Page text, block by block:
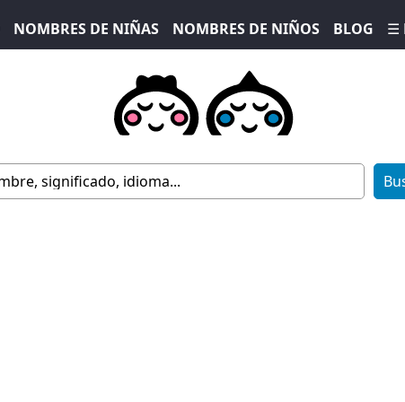
NOMBRES DE NIÑAS NOMBRES DE NIÑOS BLOG ☰